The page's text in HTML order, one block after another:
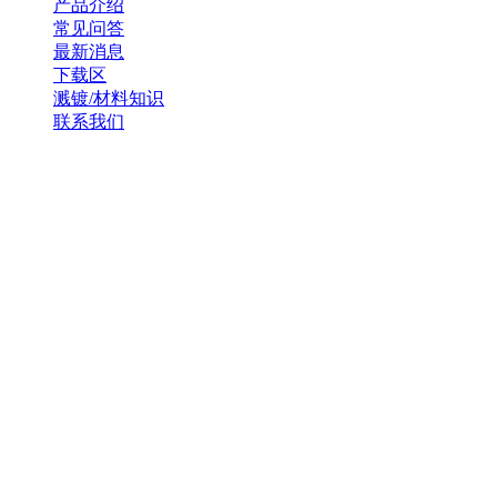
产品介绍
常见问答
最新消息
下载区
溅镀/材料知识
联系我们